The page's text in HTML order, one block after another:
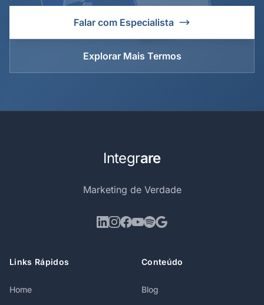
Falar com Especialista
Explorar Mais Termos
Integrare
Marketing de Verdade
Links Rápidos
Home
Conteúdo
Blog